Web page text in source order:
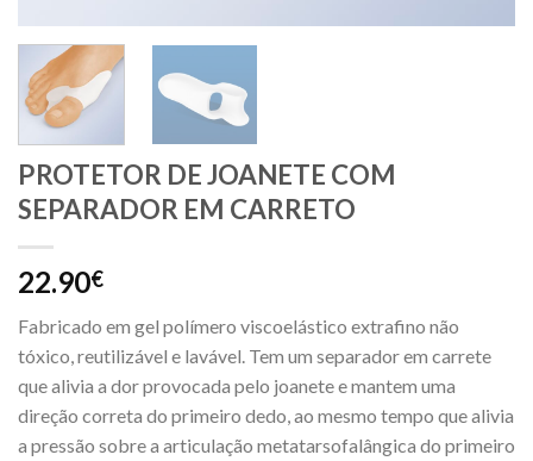
PROTETOR DE JOANETE COM
SEPARADOR EM CARRETO
22.90€
Fabricado em gel polímero viscoelástico extrafino não
tóxico, reutilizável e lavável. Tem um separador em carrete
que alivia a dor provocada pelo joanete e mantem uma
direção correta do primeiro dedo, ao mesmo tempo que alivia
a pressão sobre a articulação metatarsofalângica do primeiro